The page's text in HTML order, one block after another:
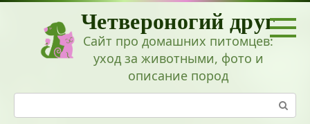
Перейти
Четвероногий друг
Сайт про домашних питомцев:
уход за животными, фото и
описание пород
Поиск: